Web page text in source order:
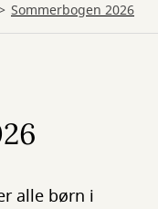
Sommerbogen 2026
alle børn i